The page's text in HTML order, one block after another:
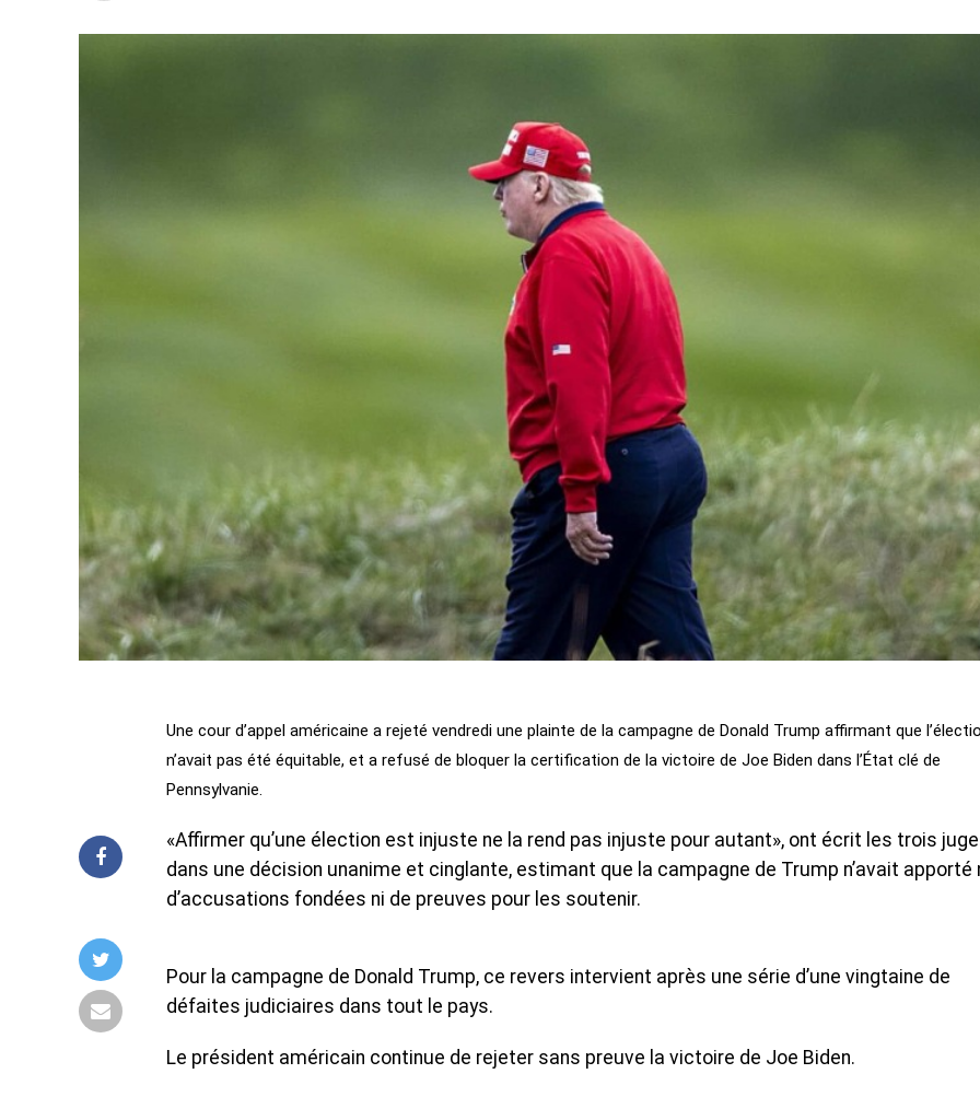
Une cour d’appel américaine a rejeté vendredi une plainte de la campagne de Donald Trump affirmant que
n’avait pas été équitable, et a refusé de bloquer la certification de la victoire de Joe Biden dans l’État clé de
Pennsylvanie.
«Affirmer qu’une élection est injuste ne la rend pas injuste pour autant», ont écrit les trois
dans une décision unanime et cinglante, estimant que la campagne de Trump n’avait apporté
d’accusations fondées ni de preuves pour les soutenir.
Pour la campagne de Donald Trump, ce revers intervient après une série d’une vingtaine de
défaites judiciaires dans tout le pays.
Le président américain continue de rejeter sans preuve la victoire de Joe Biden.